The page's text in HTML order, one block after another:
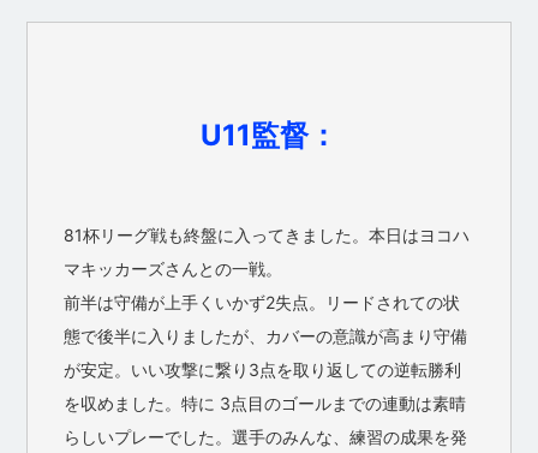
U11監督：
81杯リーグ戦も終盤に入ってきました。本日はヨコハ
マキッカーズさんとの一戦。
前半は守備が上手くいかず2失点。リードされての状
態で後半に入りましたが、カバーの意識が高まり守備
が安定。いい攻撃に繋り3点を取り返しての逆転勝利
を収めました。特に 3点目のゴールまでの連動は素晴
らしいプレーでした。選手のみんな、練習の成果を発